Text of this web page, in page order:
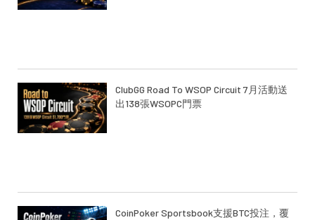
ClubGG Road To WSOP Circuit 7月活動送
出138張WSOPC門票
CoinPoker Sportsbook支援BTC投注，覆